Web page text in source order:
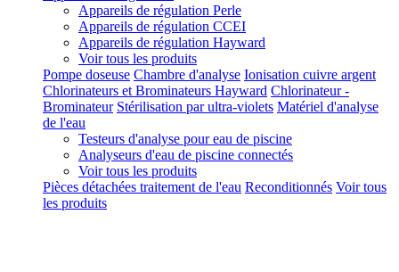
Appareils de régulation Perle
Appareils de régulation CCEI
Appareils de régulation Hayward
Voir tous les produits
Pompe doseuse Chambre d'analyse Ionisation cuivre argent
Chlorinateurs et Brominateurs Hayward Chlorinateur -
Brominateur Stérilisation par ultra-violets Matériel d'analyse
de l'eau
Testeurs d'analyse pour eau de piscine
Analyseurs d'eau de piscine connectés
Voir tous les produits
Pièces détachées traitement de l'eau Reconditionnés Voir tous
les produits